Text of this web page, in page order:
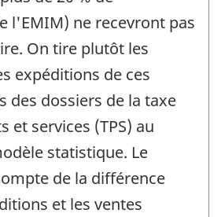
l'EMIM) ne recevront pas
On tire plutôt les
expéditions de ces
des dossiers de la taxe
et services (TPS) au
statistique. Le
de la différence
et les ventes